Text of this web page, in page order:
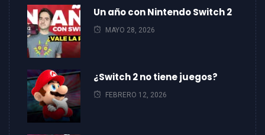
Un año con Nintendo Switch 2
MAYO 28, 2026
¿Switch 2 no tiene juegos?
FEBRERO 12, 2026